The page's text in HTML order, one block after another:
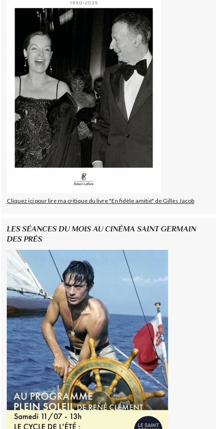
Cliquez ici pour lire ma critique du livre "En fidèle amitié" de Gilles Jacob
LES SÉANCES DU MOIS AU CINÉMA SAINT GERMAIN
DES PRÉS